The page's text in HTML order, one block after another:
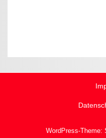
WordPress-Theme: